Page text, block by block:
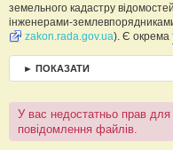
земельного кадастру
інженерами-
zakon.rada.gov.ua). Є окрема
► ПОКАЗАТИ
У вас недостатньо прав
повідомлення файлів.